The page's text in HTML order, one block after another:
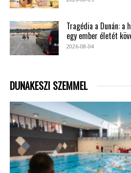
Tragédia a Dunán:
egy ember életét
2026-08-04
DUNAKESZI SZEMMEL